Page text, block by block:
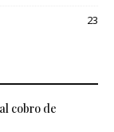
23
cobro de